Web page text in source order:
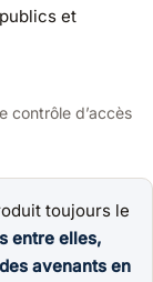
et
contrôle d’accès
toujours le
entre elles,
avenants en